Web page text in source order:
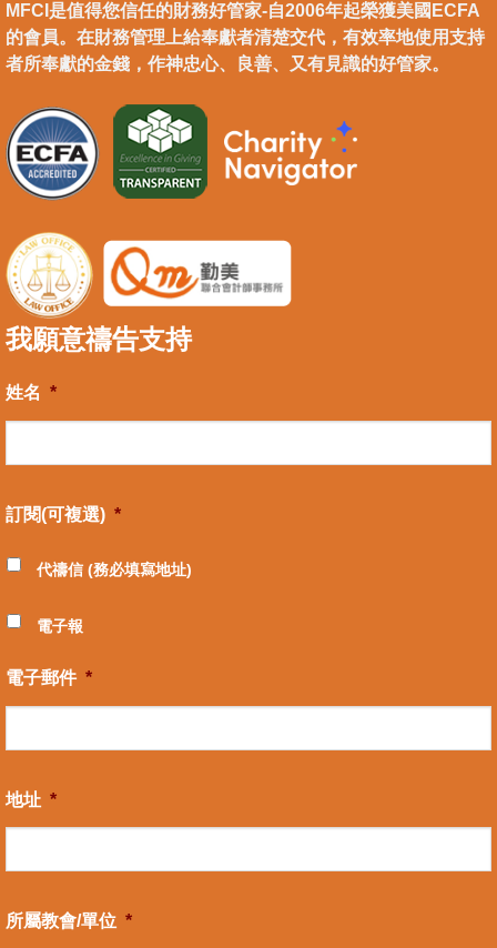
MFCI是值得您信任的財務好管家-自2006年起榮獲美國ECFA
的會員。在財務管理上給奉獻者清楚交代，有效率地使用支持
者所奉獻的金錢，作神忠心、良善、又有見識的好管家。
我願意禱告支持
姓名 *
訂閱(可複選) *
代禱信 (務必填寫地址)
電子報
電子郵件 *
地址 *
所屬教會/單位 *